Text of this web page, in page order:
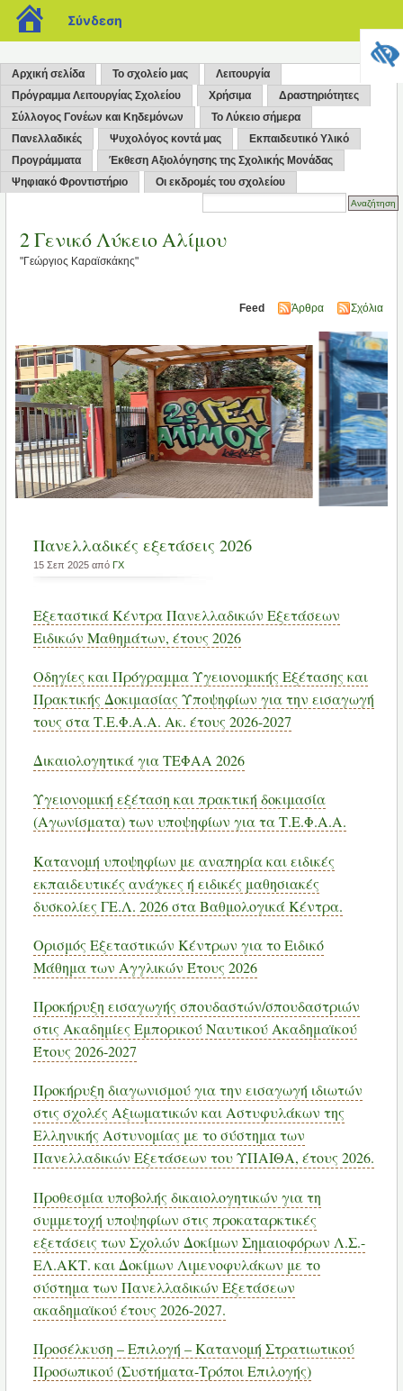
Αρχική σελίδα Το σχολείο μας
Λειτουργία
Πρόγραμμα Λειτουργίας Σχολείου
Χρήσιμα
Δραστηριότητες
Σύλλογος Γονέων και Κηδεμόνων
Το Λύκειο σήμερα
Πανελλαδικές
Ψυχολόγος κοντά μας
Εκπαιδευτικό Υλικό
Προγράμματα
Έκθεση Αξιολόγησης της Σχολικής Μονάδας
Ψηφιακό Φροντιστήριο
Οι εκδρομές του σχολείου
2 Γενικό Λύκειο Αλίμου
"Γεώργιος Καραϊσκάκης"
Feed Άρθρα Σχόλια
Πανελλαδικές εξετάσεις 2026
15 Σεπ 2025 από ΓX
Εξεταστικά Κέντρα Πανελλαδικών Εξετάσεων
Ειδικών Μαθημάτων, έτους 2026
Οδηγίες και Πρόγραμμα Υγειονομικής Εξέτασης και
Πρακτικής Δοκιμασίας Υποψηφίων για την εισαγωγή
τους στα Τ.Ε.Φ.Α.Α. Ακ. έτους 2026-2027
Δικαιολογητικά για ΤΕΦΑΑ 2026
Υγειονομική εξέταση και πρακτική δοκιμασία
(Αγωνίσματα) των υποψηφίων για τα Τ.Ε.Φ.Α.Α.
Κατανομή υποψηφίων με αναπηρία και ειδικές
εκπαιδευτικές ανάγκες ή ειδικές μαθησιακές
δυσκολίες ΓΕ.Λ. 2026 στα Βαθμολογικά Κέντρα.
Ορισμός Εξεταστικών Κέντρων για το Ειδικό
Μάθημα των Αγγλικών Έτους 2026
Προκήρυξη εισαγωγής σπουδαστών/σπουδαστριών
στις Ακαδημίες Εμπορικού Ναυτικού Ακαδημαϊκού
Έτους 2026-2027
Προκήρυξη διαγωνισμού για την εισαγωγή ιδιωτών
στις σχολές Αξιωματικών και Αστυφυλάκων της
Ελληνικής Αστυνομίας με το σύστημα των
Πανελλαδικών Εξετάσεων του ΥΠΑΙΘΑ, έτους 2026.
Προθεσμία υποβολής δικαιολογητικών για τη
συμμετοχή υποψηφίων στις προκαταρκτικές
εξετάσεις των Σχολών Δοκίμων Σημαιοφόρων Λ.Σ.-
ΕΛ.ΑΚΤ. και Δοκίμων Λιμενοφυλάκων με το
σύστημα των Πανελλαδικών Εξετάσεων
ακαδημαϊκού έτους 2026-2027.
Προσέλκυση – Επιλογή – Κατανομή Στρατιωτικού
Προσωπικού (Συστήματα-Τρόποι Επιλογής)
blogs.sch.gr
Σύνδεση